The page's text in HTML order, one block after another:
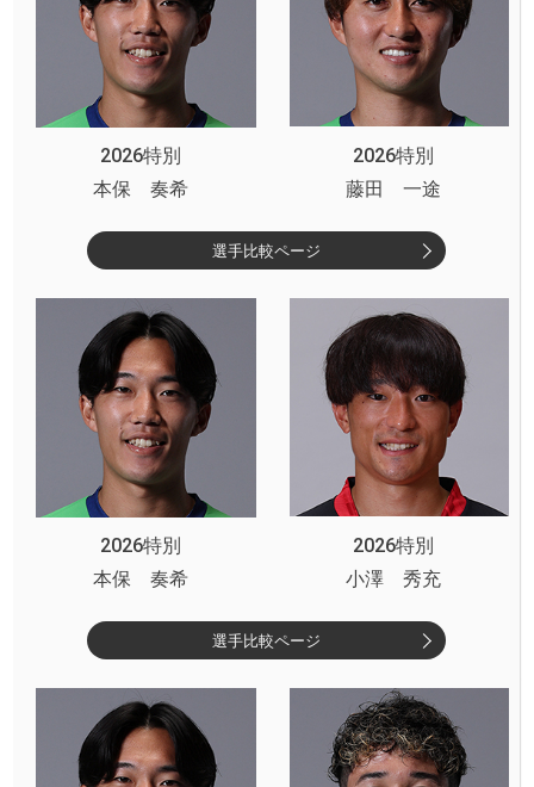
2026特別
2026特別
本保 奏希
藤田 一途
選手比較ページ
2026特別
2026特別
本保 奏希
小澤 秀充
選手比較ページ